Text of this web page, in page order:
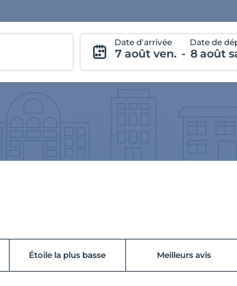
Date d'arrivée
7 août ven. -
Date de
8 août
Étoile la plus basse Meilleurs avis